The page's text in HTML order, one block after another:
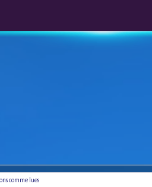
comme lues